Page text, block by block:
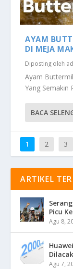
AYAM
DI MEJA
Diposting oleh
Ayam
Yang Semakin
BACA
1 2 3
ARTIKEL
Picu
Agu 8,
Agu 7,